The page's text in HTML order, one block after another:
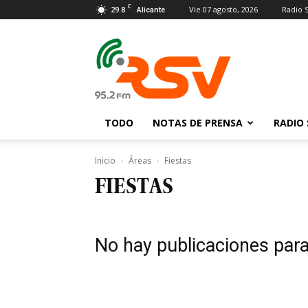
29.8 C Alicante Vie 07 agosto, 2026 Radio
San
Vicente
TODO NOTAS DE PRENSA RADIO
Inicio Áreas Fiestas
FIESTAS
No hay publicaciones